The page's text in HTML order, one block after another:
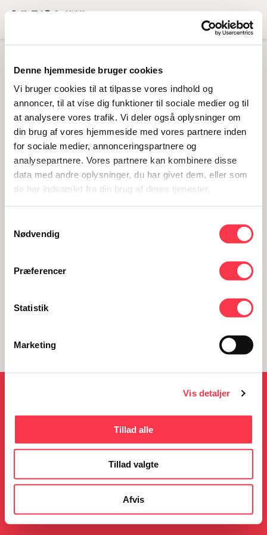
Denne hjemmeside bruger cookies
Vi bruger cookies til at tilpasse vores indhold og
annoncer, til at vise dig funktioner til sociale medier og til
at analysere vores trafik. Vi deler også oplysninger om
din brug af vores hjemmeside med vores partnere inden
for sociale medier, annonceringspartnere og
analysepartnere. Vores partnere kan kombinere disse
data med andre oplysninger, du har givet dem, eller som
de har indsamlet fra din brug af deres tjenester.
Nødvendig
Præferencer
Statistik
Marketing
Vis detaljer
Tillad alle
Tillad valgte
Afvis
Menu
DET RØDE
RUM_VIDEO_WEBSITE
NYHEDER
KØN på Kulturmødet
Gratis guidede ture i
sommerferien
Læs mere